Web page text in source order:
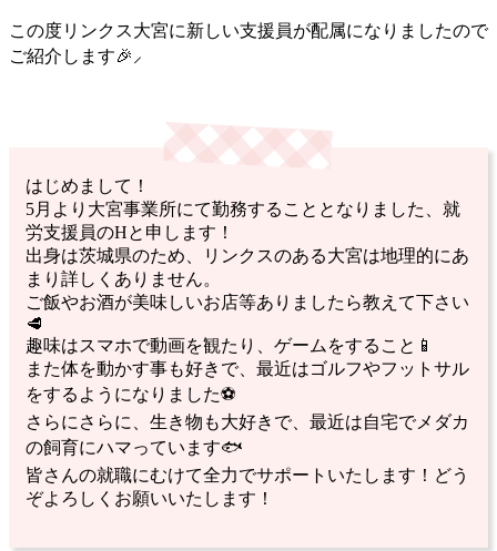
この度リンクス大宮に新しい支援員が配属になりましたので
ご紹介します🎉⸝
はじめまして！
5月より大宮事業所にて勤務することとなりました、就
労支援員のHと申します！
出身は茨城県のため、リンクスのある大宮は地理的にあ
まり詳しくありません。
ご飯やお酒が美味しいお店等ありましたら教えて下さい
🥩
趣味はスマホで動画を観たり、ゲームをすること📱
また体を動かす事も好きで、最近はゴルフやフットサル
をするようになりました⚽️
さらにさらに、生き物も大好きで、最近は自宅でメダカ
の飼育にハマっています🐟️
皆さんの就職にむけて全力でサポートいたします！どう
ぞよろしくお願いいたします！